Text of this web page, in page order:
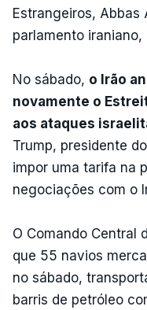
Estrangeiros, Abbas
parlamento iraniano,
No sábado, o Irão
novamente o
aos ataques
Trump, presidente
impor uma tarifa na
negociações com o
O Comando Central
que 55 navios
no sábado,
barris de petróleo